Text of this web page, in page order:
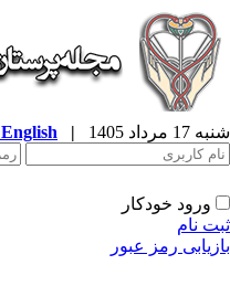
شنبه 17 مرداد 1405 |
English
ورود خودکار
ثبت نام
بازیابی رمز عبور